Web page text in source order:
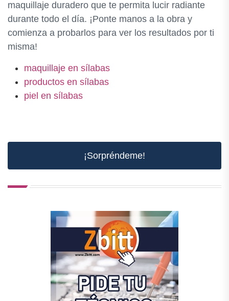
maquillaje duradero que te permita lucir radiante
durante todo el día. ¡Ponte manos a la obra y
comienza a probarlos para ver los resultados por ti
misma!
maquillaje en sílabas
productos en sílabas
piel en sílabas
¡Sorpréndeme!